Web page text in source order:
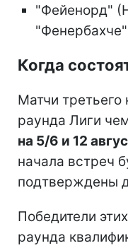
"Фейенорд"
Когда
Матчи третьего
раунда Лиги
на 5/6 и 12
начала встреч
подтверждены
Победители
раунда